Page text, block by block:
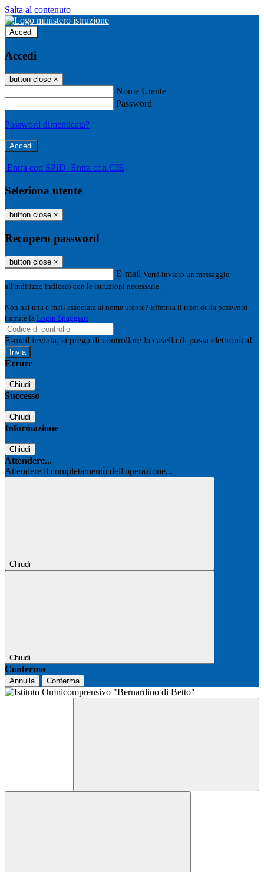
Salta al contenuto
Accedi
Accedi
button close ×
Nome Utente
Password
Password dimenticata?
-
Entra con SPID Entra con CIE
Seleziona utente
button close ×
Recupero password
button close ×
E-mail Verrà inviato un messaggio
all'indirizzo indicato con le istruzioni necessarie.
Non hai una e-mail associata al nome utente? Effettua il reset della password
tramite la Login Spaggiari
E-mail inviata, si prega di controllare la casella di posta elettronica!
Errore
Chiudi
Successo
Chiudi
Informazione
Chiudi
Attendere...
Attendere il completamento dell'operazione...
Chiudi
Chiudi
Conferma
Annulla Conferma